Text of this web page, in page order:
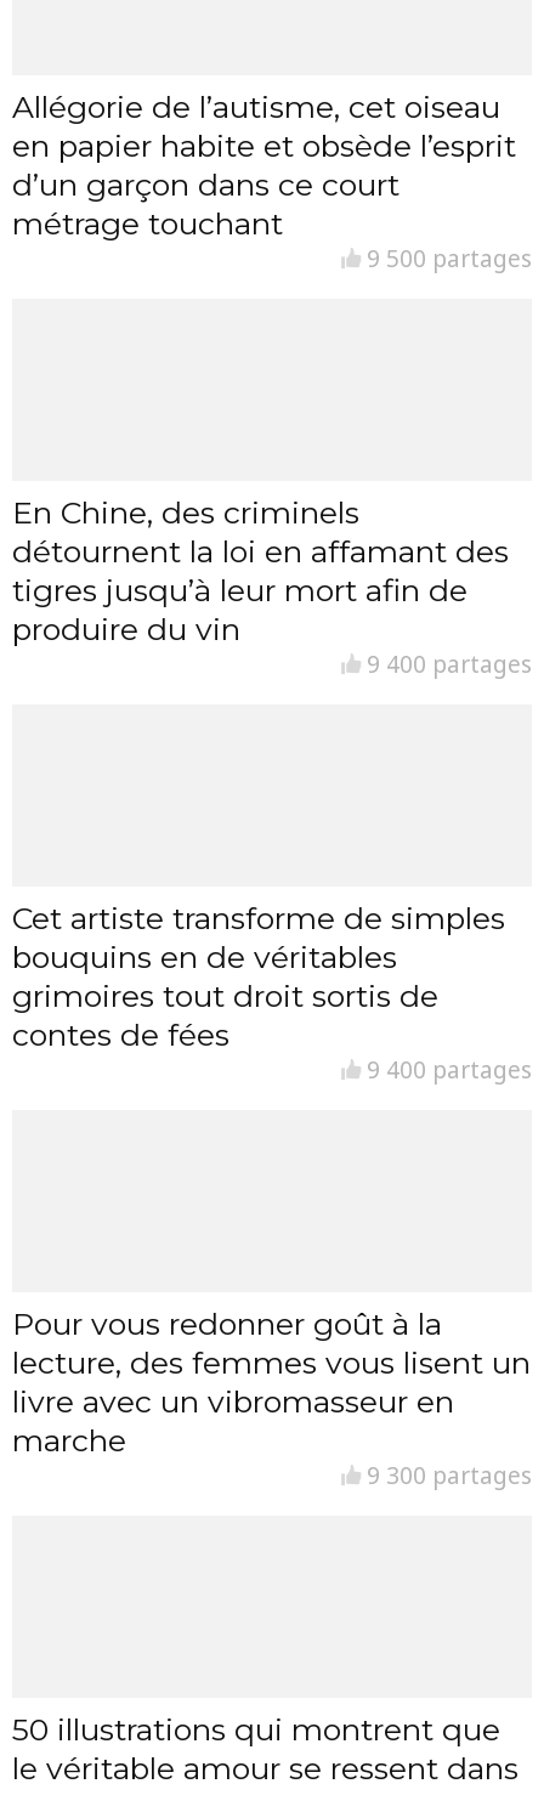
Allégorie de l’autisme, cet oiseau
en papier habite et obsède l’esprit
d’un garçon dans ce court
métrage touchant
9 500 partages
En Chine, des criminels
détournent la loi en affamant des
tigres jusqu’à leur mort afin de
produire du vin
9 400 partages
Cet artiste transforme de simples
bouquins en de véritables
grimoires tout droit sortis de
contes de fées
9 400 partages
Pour vous redonner goût à la
lecture, des femmes vous lisent un
livre avec un vibromasseur en
marche
9 300 partages
50 illustrations qui montrent que
le véritable amour se ressent dans